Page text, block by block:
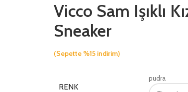
Vicco Sam Işıklı
Sneaker
(Sepette %15 indirim)
RENK
pudra